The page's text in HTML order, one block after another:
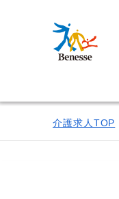
介護求人TOP